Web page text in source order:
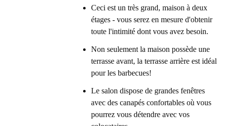
Ceci est un très grand, maison à deux
étages - vous serez en mesure d'obtenir
toute l'intimité dont vous avez besoin.
Non seulement la maison possède une
terrasse avant, la terrasse arrière est idéal
pour les barbecues!
Le salon dispose de grandes fenêtres
avec des canapés confortables où vous
pourrez vous détendre avec vos